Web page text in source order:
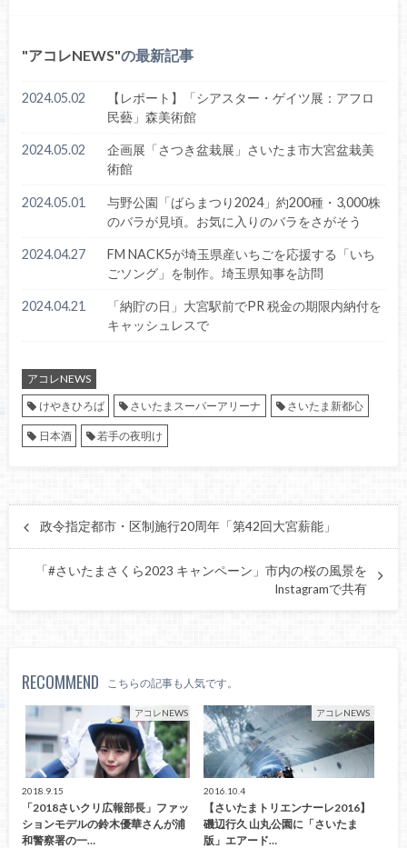
アコレNEWS の最新記事
2024.05.02
【レポート】「シアスター・ゲイツ展：アフロ
民藝」森美術館
2024.05.02
企画展「さつき盆栽展」さいたま市大宮盆栽美
術館
2024.05.01
与野公園「ばらまつり2024」約200種・3,000株
のバラが見頃。お気に入りのバラをさがそう
2024.04.27
FM NACK5が埼玉県産いちごを応援する「いち
ごソング」を制作。埼玉県知事を訪問
2024.04.21
「納貯の日」大宮駅前でPR 税金の期限内納付を
キャッシュレスで
アコレNEWS
けやきひろば
さいたまスーパーアリーナ さいたま新都心
日本酒 若手の夜明け
政令指定都市・区制施行20周年「第42回大宮薪能」
「#さいたまさくら2023 キャンペーン」市内の桜の風景を
Instagramで共有
RECOMMEND こちらの記事も人気です。
アコレNEWS
2018.9.15
「2018さいクリ広報部長」ファッ
ションモデルの鈴木優華さんが浦
和警察署の一…
アコレNEWS
2016.10.4
【さいたまトリエンナーレ2016】
磯辺行久 山丸公園に「さいたま
版」エアード…